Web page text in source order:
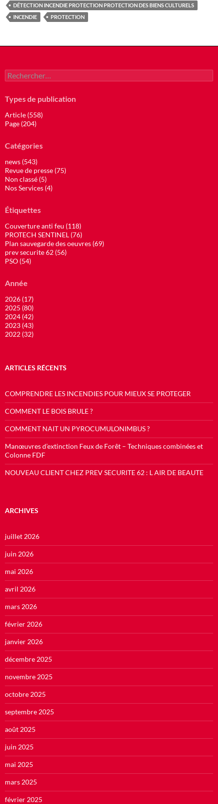
DÉTECTION INCENDIE PROTECTION PROTECTION DES BIENS CULTURELS
INCENDIE
PROTECTION
Rechercher :
Types de publication
Article (558)
Page (204)
Catégories
news (543)
Revue de presse (75)
Non classé (5)
Nos Services (4)
Étiquettes
Couverture anti feu (118)
PROTECH SENTINEL (76)
Plan sauvegarde des oeuvres (69)
prev securite 62 (56)
PSO (54)
Année
2026 (17)
2025 (80)
2024 (42)
2023 (43)
2022 (32)
ARTICLES RÉCENTS
COMPRENDRE LES INCENDIES POUR MIEUX SE PROTEGER
COMMENT LE BOIS BRULE ?
COMMENT NAIT UN PYROCUMULONIMBUS ?
Manœuvres d’extinction Feux de Forêt – Techniques combinées et
Colonne FDF
NOUVEAU CLIENT CHEZ PREV SECURITE 62 : L AIR DE BEAUTE
ARCHIVES
juillet 2026
juin 2026
mai 2026
avril 2026
mars 2026
février 2026
janvier 2026
décembre 2025
novembre 2025
octobre 2025
septembre 2025
août 2025
juin 2025
mai 2025
mars 2025
février 2025